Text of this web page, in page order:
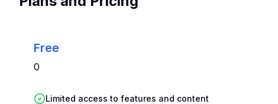
Free
0
Limited access to features and content